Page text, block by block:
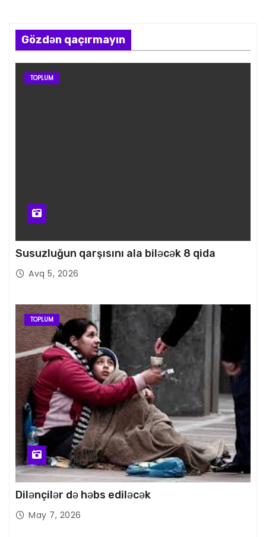
Gözdən qaçırmayın
TOPLUM
Susuzluğun qarşısını ala biləcək 8 qida
Avq 5, 2026
TOPLUM
Dilənçilər də həbs ediləcək
May 7, 2026